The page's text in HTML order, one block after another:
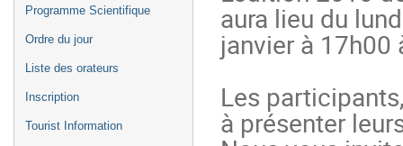
l'événement
Programme Scientifique
Ordre du jour
Liste des orateurs
Inscription
Tourist Information
aura lieu du
janvier à 17h00
Les
à présenter